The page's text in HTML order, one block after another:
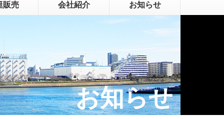
販売 会社紹介 お知らせ
お知らせ